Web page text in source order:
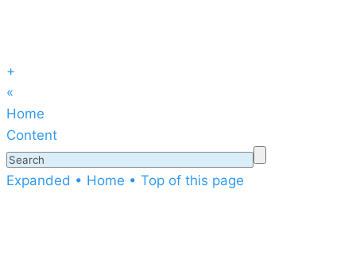
+
«
Home
Content
Expanded • Home • Top of this page